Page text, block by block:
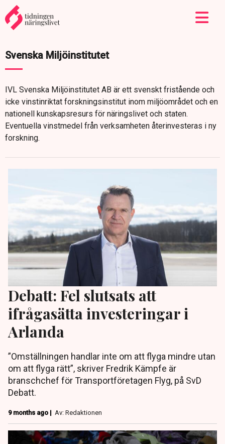
Svenska Miljöinstitutet
IVL Svenska Miljöinstitutet AB är ett svenskt fristående och
icke vinstinriktat forskningsinstitut inom miljöområdet och en
nationell kunskapsresurs för näringslivet och staten.
Eventuella vinstmedel från verksamheten återinvesteras i ny
forskning.
Debatt: Fel slutsats att
ifrågasätta investeringar i
Arlanda
”Omställningen handlar inte om att flyga mindre utan
om att flyga rätt”, skriver Fredrik Kämpfe är
branschchef för Transportföretagen Flyg, på SvD
Debatt.
9 months ago | Av: Redaktionen